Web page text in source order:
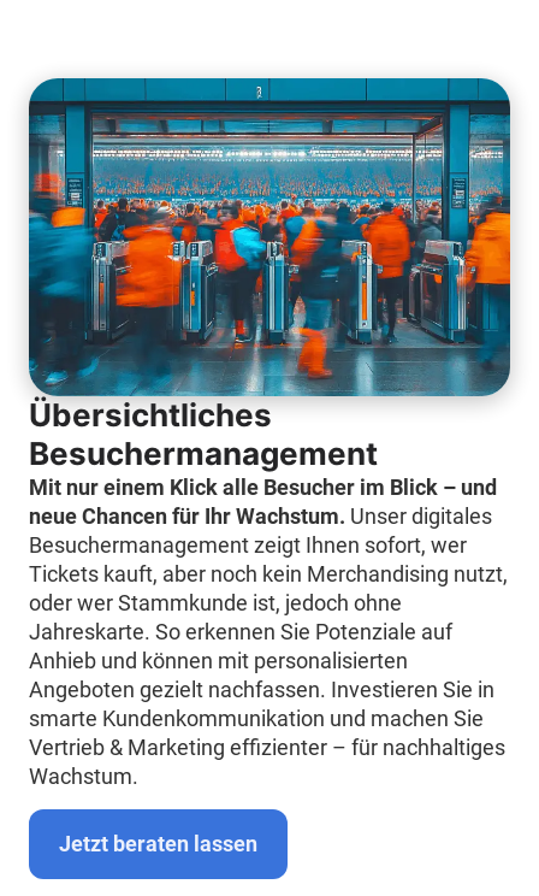
Übersichtliches
Besuchermanagement
Mit nur einem Klick alle Besucher im Blick – und
neue Chancen für Ihr Wachstum. Unser digitales
Besuchermanagement zeigt Ihnen sofort, wer
Tickets kauft, aber noch kein Merchandising nutzt,
oder wer Stammkunde ist, jedoch ohne
Jahreskarte. So erkennen Sie Potenziale auf
Anhieb und können mit personalisierten
Angeboten gezielt nachfassen. Investieren Sie in
smarte Kundenkommunikation und machen Sie
Vertrieb & Marketing effizienter – für nachhaltiges
Wachstum.
Jetzt beraten lassen